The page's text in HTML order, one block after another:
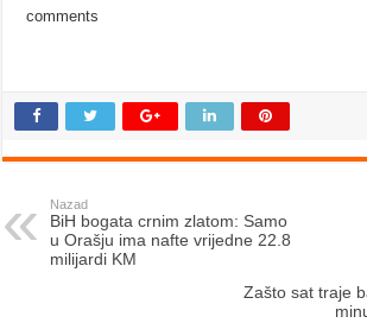
comments
Nazad
BiH bogata crnim zlatom: Samo
u Orašju ima nafte vrijedne 22.8
milijardi KM
Zašto sat traje